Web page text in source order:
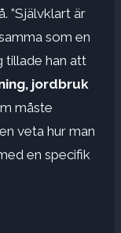
”Självklart är
som en
tillade han att
jordbruk
måste
veta hur man
en specifik